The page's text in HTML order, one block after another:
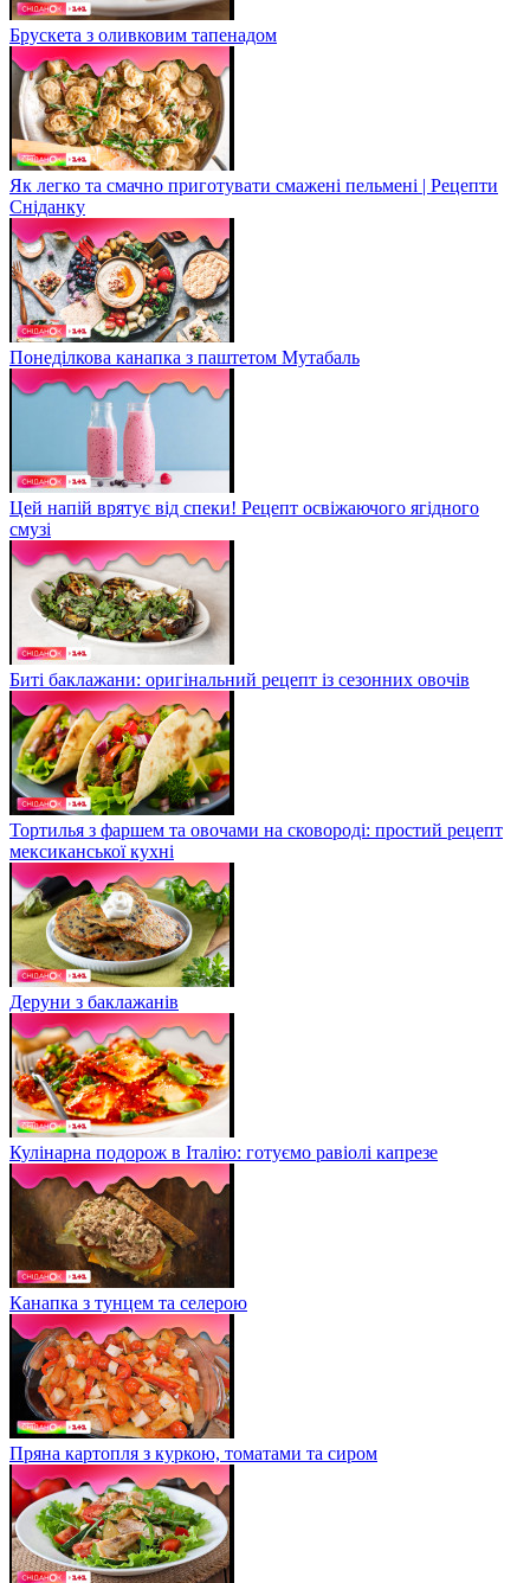
Брускета з оливковим тапенадом
Як легко та смачно приготувати смажені пельмені | Рецепти
Сніданку
Понеділкова канапка з паштетом Мутабаль
Цей напій врятує від спеки! Рецепт освіжаючого ягідного
смузі
Биті баклажани: оригінальний рецепт із сезонних овочів
Тортилья з фаршем та овочами на сковороді: простий рецепт
мексиканської кухні
Деруни з баклажанів
Кулінарна подорож в Італію: готуємо равіолі капрезе
Канапка з тунцем та селерою
Пряна картопля з куркою, томатами та сиром